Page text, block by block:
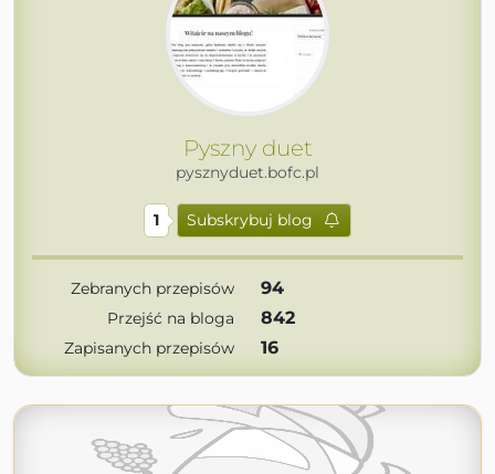
Pyszny duet
pysznyduet.bofc.pl
1 Subskrybuj blog
Zebranych przepisów 94
Przejść na bloga 842
Zapisanych przepisów 16